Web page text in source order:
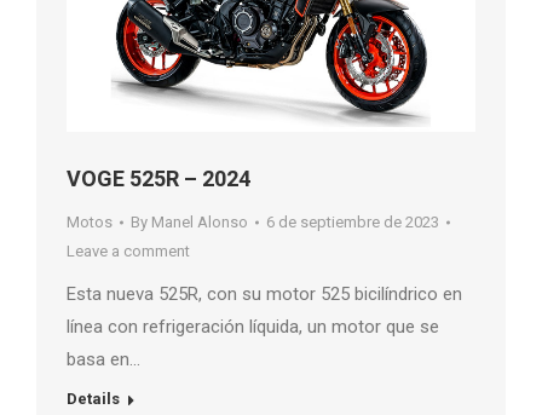
VOGE 525R – 2024
Motos By Manel Alonso
6 de septiembre de 2023
Leave a comment
Esta nueva 525R, con su motor 525 bicilíndrico en
línea con refrigeración líquida, un motor que se
basa en…
Details